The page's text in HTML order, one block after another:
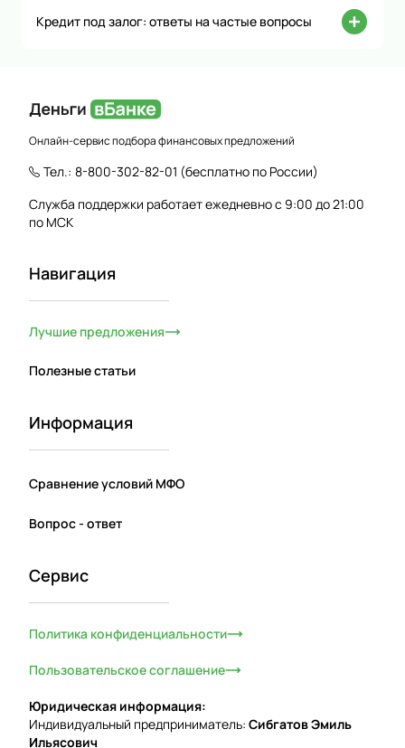
Кредит под залог: ответы на частые вопросы
Онлайн-сервис подбора финансовых предложений
Тел.: 8-800-302-82-01 (бесплатно по России)
Служба поддержки работает ежедневно с 9:00 до 21:00
по МСК
Навигация
Лучшие предложения
Полезные статьи
Информация
Сравнение условий МФО
Вопрос - ответ
Сервис
Политика конфиденциальности
Пользовательское соглашение
Юридическая информация:
Индивидуальный предприниматель: Сибгатов Эмиль
Ильясович